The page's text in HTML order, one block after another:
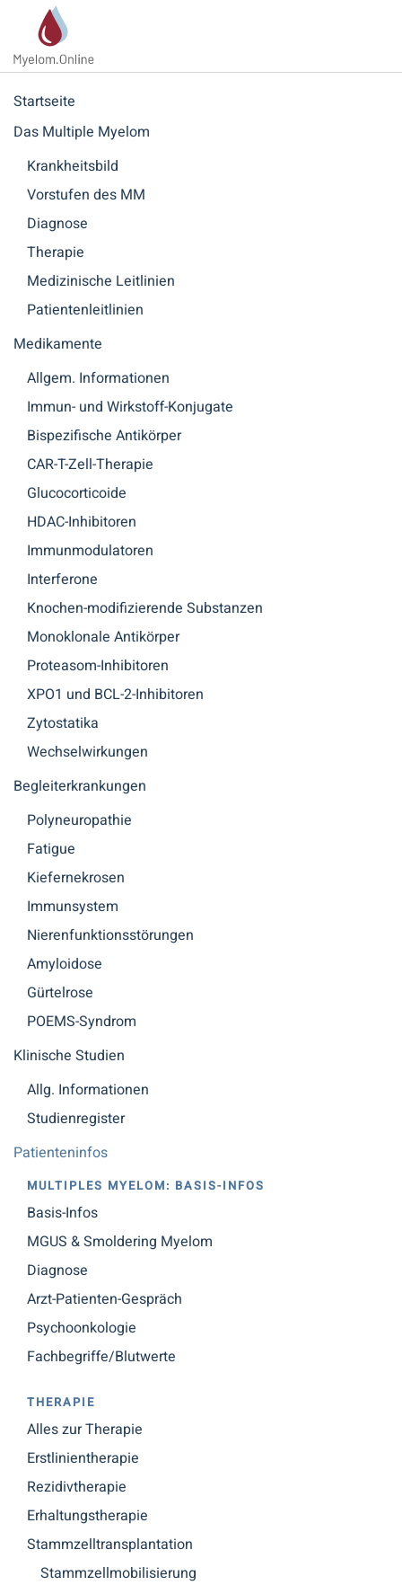
Zum Hauptinhalt springen
Startseite
Das Multiple Myelom
Krankheitsbild
Vorstufen des MM
Diagnose
Therapie
Medizinische Leitlinien
Patientenleitlinien
Medikamente
Allgem. Informationen
Immun- und Wirkstoff-Konjugate
Bispezifische Antikörper
CAR-T-Zell-Therapie
Glucocorticoide
HDAC-Inhibitoren
Immunmodulatoren
Interferone
Knochen-modifizierende Substanzen
Monoklonale Antikörper
Proteasom-Inhibitoren
XPO1 und BCL-2-Inhibitoren
Zytostatika
Wechselwirkungen
Begleiterkrankungen
Polyneuropathie
Fatigue
Kiefernekrosen
Immunsystem
Nierenfunktionsstörungen
Amyloidose
Gürtelrose
POEMS-Syndrom
Klinische Studien
Allg. Informationen
Studienregister
Patienteninfos
MULTIPLES MYELOM: BASIS-INFOS
Basis-Infos
MGUS & Smoldering Myelom
Diagnose
Arzt-Patienten-Gespräch
Psychoonkologie
Fachbegriffe/Blutwerte
THERAPIE
Alles zur Therapie
Erstlinientherapie
Rezidivtherapie
Erhaltungstherapie
Stammzelltransplantation
Stammzellmobilisierung